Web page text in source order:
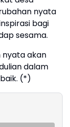
nyata
bagi
sesama.
nyata akan
dalam
(*)